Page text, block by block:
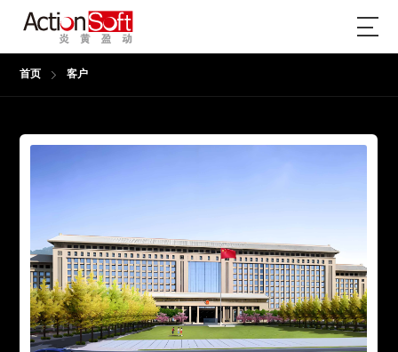
首页 客户